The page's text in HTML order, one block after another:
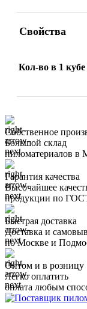
Свойства
Кол-во в 1 кубе
Собственное
Большой склад
пиломатериалов в
Гарантия качества
Высочайшее
продукции по
Быстрая доставка
Доставка и
по Москве и
Оптом и в розницу
Легко оплатить
оплата любым